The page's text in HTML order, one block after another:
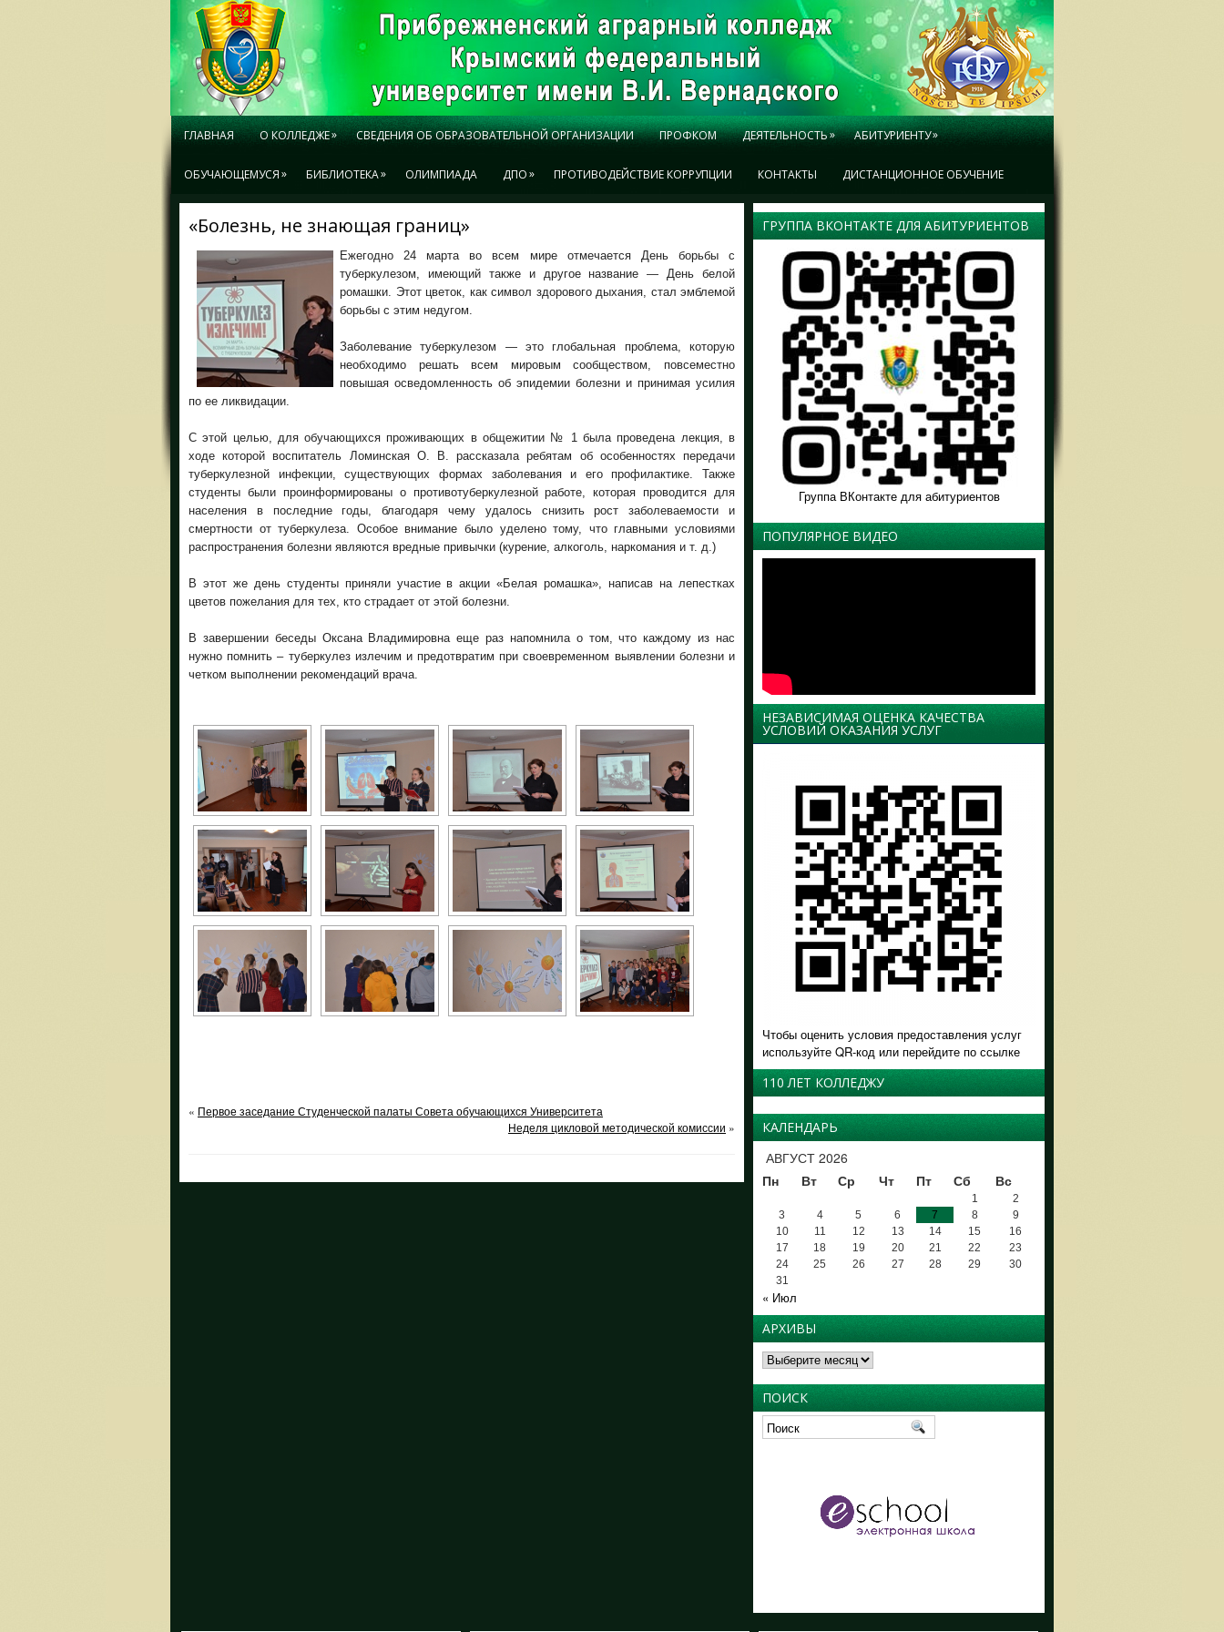
ГЛАВНАЯ О КОЛЛЕДЖЕ» СВЕДЕНИЯ ОБ ОБРАЗОВАТЕЛЬНОЙ ОРГАНИЗАЦИИ ПРОФКОМ ДЕЯТЕЛЬНОСТЬ» АБИТУРИЕНТУ»
ОБУЧАЮЩЕМУСЯ» БИБЛИОТЕКА» ОЛИМПИАДА ДПО» ПРОТИВОДЕЙСТВИЕ КОРРУПЦИИ КОНТАКТЫ ДИСТАНЦИОННОЕ ОБУЧЕНИЕ
«Болезнь, не знающая границ»
Ежегодно 24 марта во всем мире отмечается День борьбы с
туберкулезом, имеющий также и другое название — День белой
ромашки. Этот цветок, как символ здорового дыхания, стал эмблемой
борьбы с этим недугом.
Заболевание туберкулезом — это глобальная проблема, которую
необходимо решать всем мировым сообществом, повсеместно
повышая осведомленность об эпидемии болезни и принимая усилия
по ее ликвидации.
С этой целью, для обучающихся проживающих в общежитии № 1 была проведена лекция, в
ходе которой воспитатель Ломинская О. В. рассказала ребятам об особенностях передачи
туберкулезной инфекции, существующих формах заболевания и его профилактике. Также
студенты были проинформированы о противотуберкулезной работе, которая проводится для
населения в последние годы, благодаря чему удалось снизить рост заболеваемости и
смертности от туберкулеза. Особое внимание было уделено тому, что главными условиями
распространения болезни являются вредные привычки (курение, алкоголь, наркомания и т. д.)
В этот же день студенты приняли участие в акции «Белая ромашка», написав на лепестках
цветов пожелания для тех, кто страдает от этой болезни.
В завершении беседы Оксана Владимировна еще раз напомнила о том, что каждому из нас
нужно помнить – туберкулез излечим и предотвратим при своевременном выявлении болезни и
четком выполнении рекомендаций врача.
« Первое заседание Студенческой палаты Совета обучающихся Университета
Неделя цикловой методической комиссии »
ГРУППА ВКОНТАКТЕ ДЛЯ АБИТУРИЕНТОВ
Группа ВКонтакте для абитуриентов
ПОПУЛЯРНОЕ ВИДЕО
НЕЗАВИСИМАЯ ОЦЕНКА КАЧЕСТВА
УСЛОВИЙ ОКАЗАНИЯ УСЛУГ
Чтобы оценить условия предоставления услуг
используйте QR-код или перейдите по ссылке
110 ЛЕТ КОЛЛЕДЖУ
КАЛЕНДАРЬ
АВГУСТ 2026
Пн
Вт Ср Чт Пт Сб Вс
1
2
3
4 5 6 7 8
9
10
11 12 13 14 15
16
17
18 19 20 21 22
23
24
25 26 27 28 29
30
31
« Июл
АРХИВЫ
Архивы
ПОИСК